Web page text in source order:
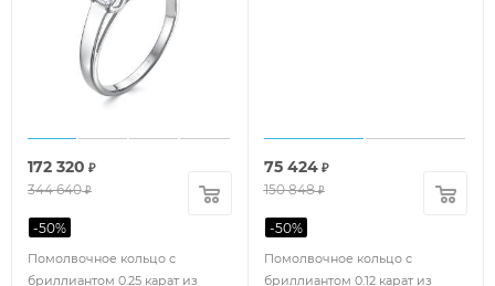
Помолвочное кольцо с
бриллиантом 0.25 карат из
172 320 ₽
344 640₽
-50%
Помолвочное кольцо с
бриллиантом 0.12 карат из
75 424₽
150 848₽
-50%